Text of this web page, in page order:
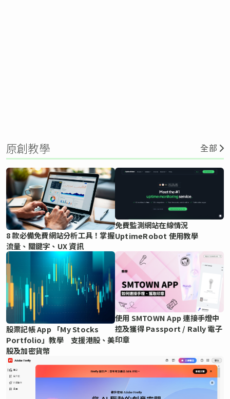
原創教學 全部
8 款必備免費網站分析工具！掌握
流量、關鍵字、UX 資訊
免費監測網站在線情況
UptimeRobot 使用教學
股票記帳 App 「My Stocks
Portfolio」教學 支援港股、美
股及加密貨幣
使用 SMTOWN App 連接手燈中
控及獲得 Passport / Rally 電子
印章